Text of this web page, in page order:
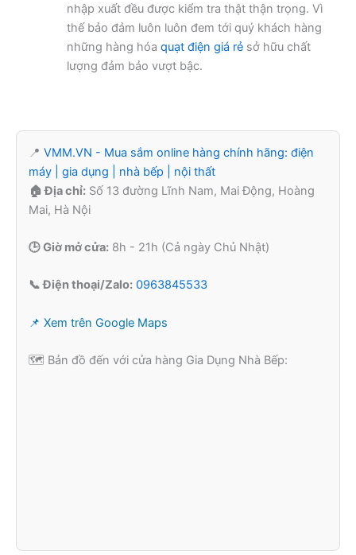
nhập xuất đều được kiểm tra thật thận trọng. Vì
thế bảo đảm luôn luôn đem tới quý khách hàng
những hàng hóa quạt điện giá rẻsở hữu chất
lượng đảm bảo vượt bậc.
📍 VMM.VN - Mua sắm online hàng chính hãng: điện
máy | gia dụng | nhà bếp | nội thất
🏠 Địa chỉ: Số 13 đường Lĩnh Nam, Mai Động, Hoàng
Mai, Hà Nội
🕒 Giờ mở cửa: 8h - 21h (Cả ngày Chủ Nhật)
📞 Điện thoại/Zalo: 0963845533
📌 Xem trên Google Maps
🗺️ Bản đồ đến với cửa hàng Gia Dụng Nhà Bếp: